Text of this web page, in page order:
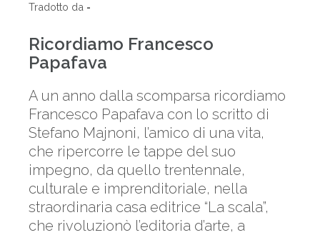
Tradotto da -
Ricordiamo Francesco
Papafava
A un anno dalla scomparsa ricordiamo
Francesco Papafava con lo scritto di
Stefano Majnoni, l’amico di una vita,
che ripercorre le tappe del suo
impegno, da quello trentennale,
culturale e imprenditoriale, nella
straordinaria casa editrice “La scala”,
che rivoluzionò l’editoria d’arte, a